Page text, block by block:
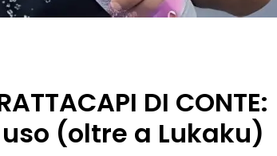
DI CONTE:
(oltre a Lukaku)